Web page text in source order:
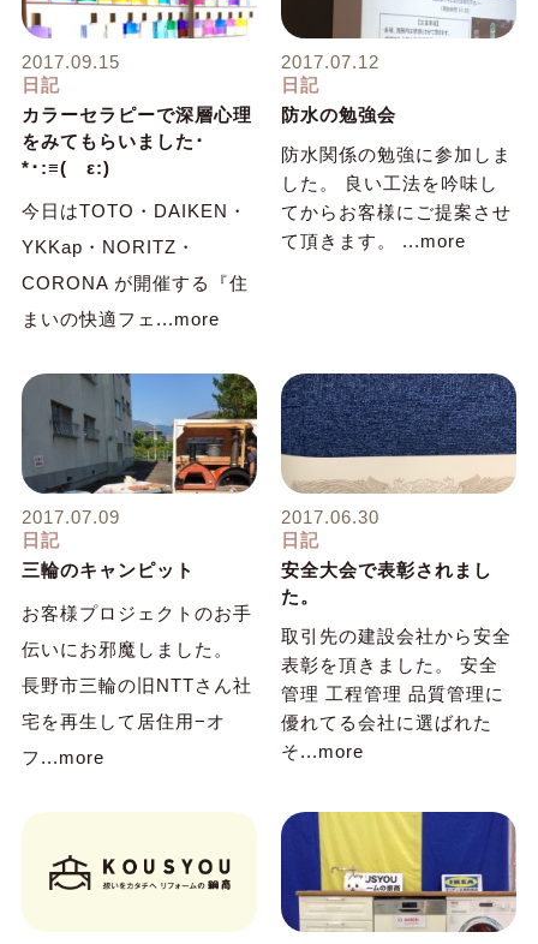
2017.09.15
日記
カラーセラピーで深層心理
をみてもらいました･
*･:≡( ε:)
今日はTOTO・DAIKEN・
YKKap・NORITZ・
CORONA が開催する『住
まいの快適フェ...more
2017.07.12
日記
防水の勉強会
防水関係の勉強に参加しま
した。 良い工法を吟味し
てからお客様にご提案させ
て頂きます。 ...more
2017.07.09
日記
三輪のキャンピット
お客様プロジェクトのお手
伝いにお邪魔しました。
長野市三輪の旧NTTさん社
宅を再生して居住用−オ
フ...more
2017.06.30
日記
安全大会で表彰されまし
た。
取引先の建設会社から安全
表彰を頂きました。 安全
管理 工程管理 品質管理に
優れてる会社に選ばれた
そ...more